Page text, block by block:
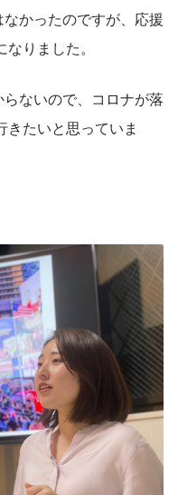
かったのですが、応援
りました。
ないので、コロナが落
たいと思っていま